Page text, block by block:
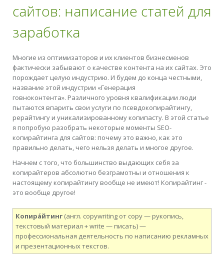
сайтов: написание статей для
заработка
Многие из оптимизаторов и их клиентов бизнесменов
фактически забывают о качестве контента на их сайтах. Это
порождает целую индустрию. И будем до конца честными,
название этой индустрии «Генерация
говноконтента». Различного уровня квалификации люди
пытаются впарить свои услуги по псевдокопирайтингу,
рерайтингу и уникализированному копипасту. В этой статье
я попробую разобрать некоторые моменты SEO-
копирайтинга для сайтов: почему это важно, как это
правильно делать, чего нельзя делать и многое другое.
Начнем с того, что большинство выдающих себя за
копирайтеров абсолютно безграмотны и отношения к
настоящему копирайтингу вообще не имеют! Копирайтинг -
это вообще другое!
Копира́йтинг (англ. copywriting от copy — рукопись,
текстовый материал + write — писать) —
профессиональная деятельность по написанию рекламных
и презентационных текстов.